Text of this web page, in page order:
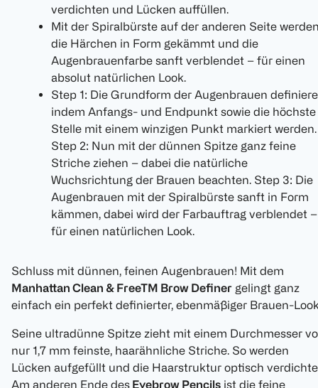
verdichten und Lücken auffüllen.
Mit der Spiralbürste auf der anderen Seite
die Härchen in Form gekämmt und die
Augenbrauenfarbe sanft verblendet – für einen
absolut natürlichen Look.
Step 1: Die Grundform der Augenbrauen
indem Anfangs- und Endpunkt sowie die höchste
Stelle mit einem winzigen Punkt markiert werden.
Step 2: Nun mit der dünnen Spitze ganz feine
Striche ziehen – dabei die natürliche
Wuchsrichtung der Brauen beachten. Step 3: Die
Augenbrauen mit der Spiralbürste sanft in Form
kämmen, dabei wird der Farbauftrag verblendet –
für einen natürlichen Look.
Schluss mit dünnen, feinen Augenbrauen! Mit dem
Manhattan Clean & FreeTM Brow Definer gelingt ganz
einfach ein perfekt definierter, ebenmäßiger Brauen-
Seine ultradünne Spitze zieht mit einem Durchmesser
nur 1,7 mm feinste, haarähnliche Striche. So werden
Lücken aufgefüllt und die Haarstruktur optisch
Am anderen Ende des Eyebrow Pencils ist die feine